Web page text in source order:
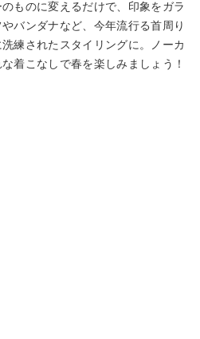
ものに変えるだけで、印象をガラ
バンダナなど、今年流行る首周り
練されたスタイリングに。ノーカ
着こなしで春を楽しみましょう！